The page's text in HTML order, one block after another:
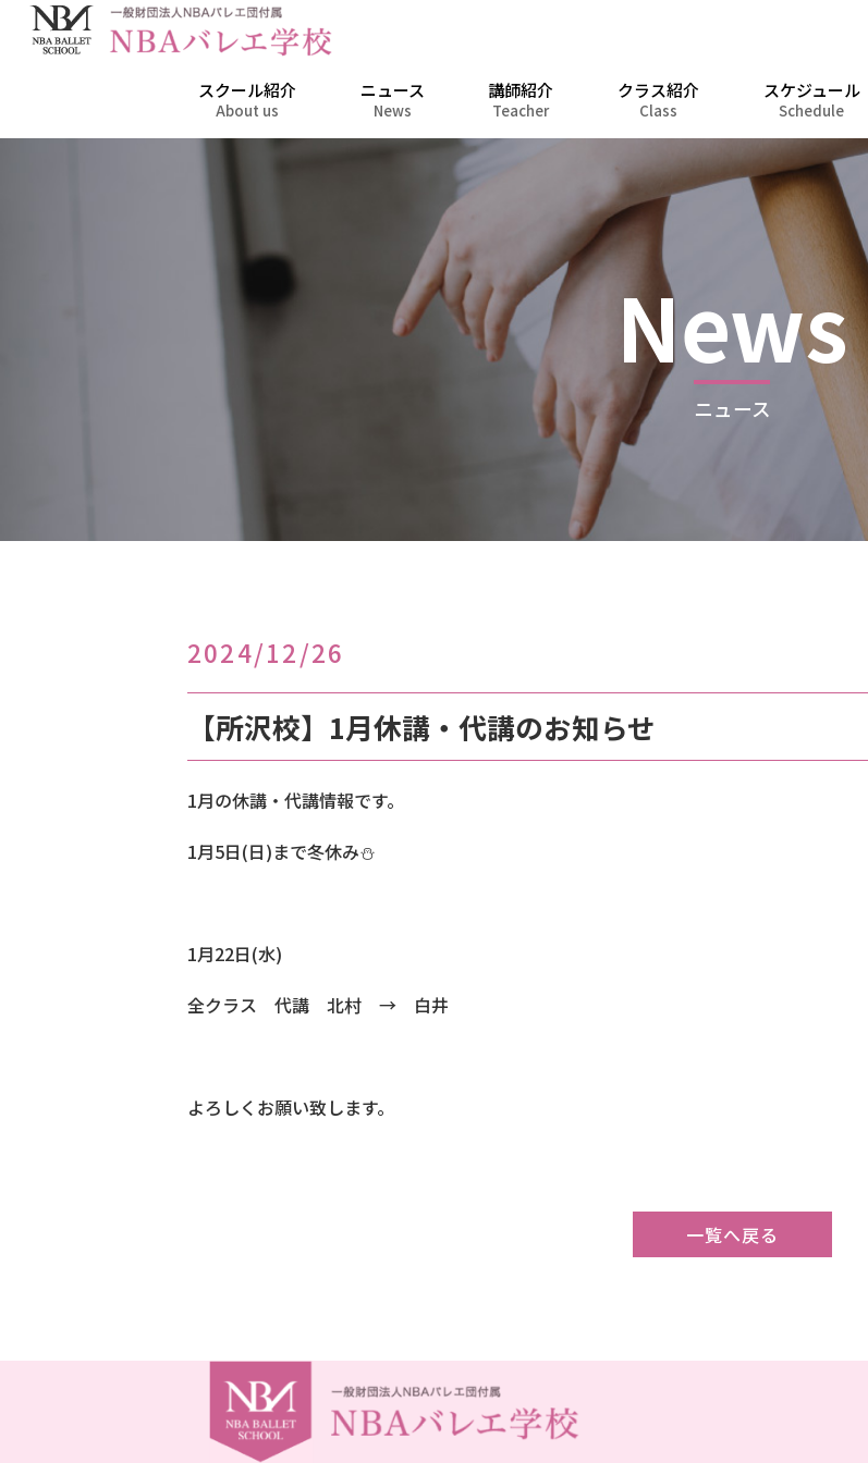
スクール紹介
About us
ニュース
News
講師紹介
Teacher
クラス紹介
Class
スケジュール
Schedule
News
ニュース
2024/12/26
【所沢校】1月休講・代講のお知らせ
1月の休講・代講情報です。
1月5日(日)まで冬休み⛄
1月22日(水)
全クラス 代講 北村 → 白井
よろしくお願い致します。
一覧へ戻る